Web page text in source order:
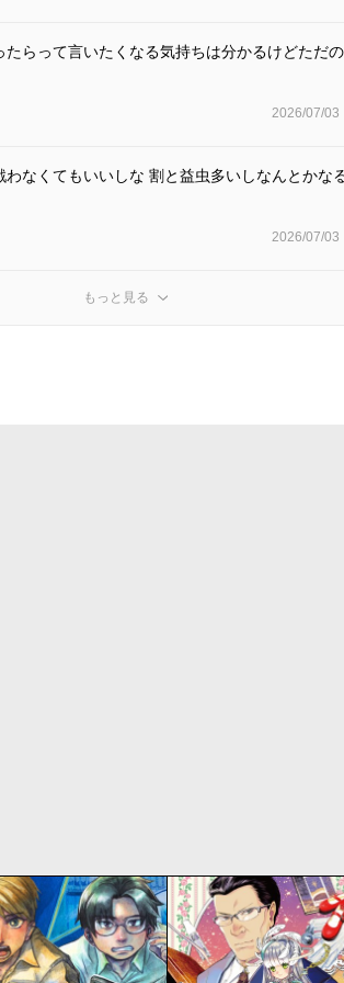
たらって言いたくなる気持ちは分かるけどただ
2026/07/03
わなくてもいいしな 割と益虫多いしなんとかな
2026/07/03
もっと見る